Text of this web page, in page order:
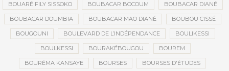
BOUARÉ FILY SISSOKO BOUBACAR BOCOUM BOUBACAR DIANÉ
BOUBACAR DOUMBIA BOUBACAR MAO DIANÉ BOUBOU CISSÉ
BOUGOUNI BOULEVARD DE L’INDÉPENDANCE BOULIKESSI
BOULKESSI BOURAKÉBOUGOU BOUREM
BOURÉMA KANSAYE BOURSES BOURSES D'ÉTUDES